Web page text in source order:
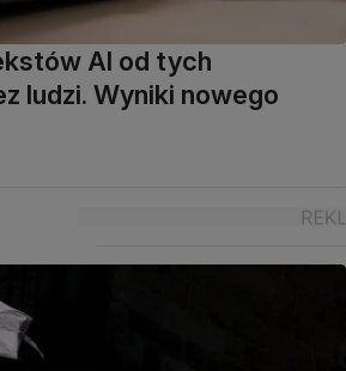
AI od tych
ludzi. Wyniki nowego